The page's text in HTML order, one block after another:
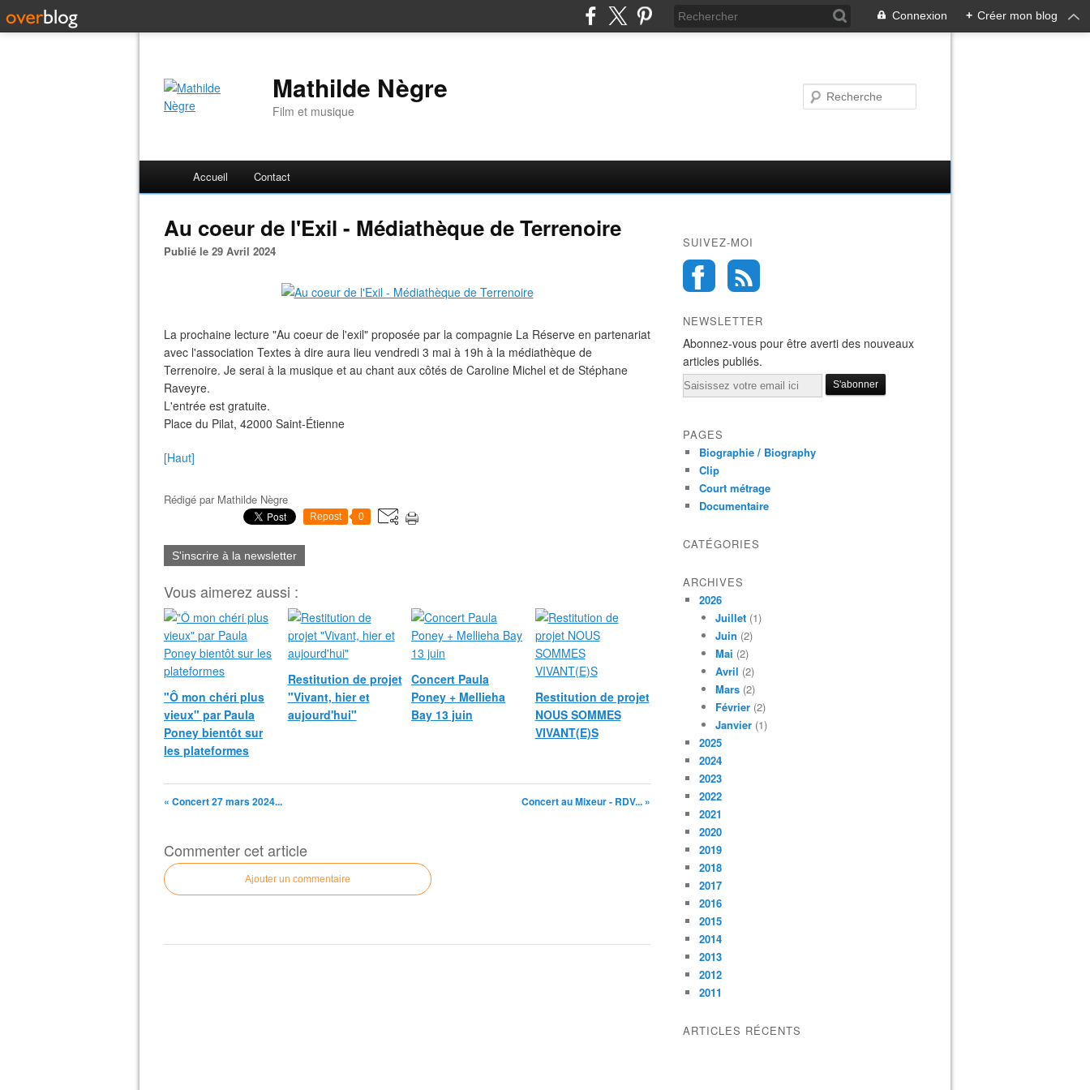
Connexion + Créer mon blog
Mathilde Nègre
Film et musique
Accueil Contact
Au coeur de l'Exil - Médiathèque de Terrenoire
Publié le 29 Avril 2024
La prochaine lecture "Au coeur de l'exil" proposée par la compagnie La Réserve en partenariat
avec l'association Textes à dire aura lieu vendredi 3 mai à 19h à la médiathèque de
Terrenoire. Je serai à la musique et au chant aux côtés de Caroline Michel et de Stéphane
Raveyre.
L'entrée est gratuite.
Place du Pilat, 42000 Saint-Étienne
[Haut]
Rédigé par Mathilde Nègre
Repost 0
S'inscrire à la newsletter
Vous aimerez aussi :
"Ô mon chéri plus
vieux" par Paula
Poney bientôt sur
les plateformes
Restitution de projet
"Vivant, hier et
aujourd'hui"
Concert Paula
Poney + Mellieha
Bay 13 juin
Restitution de projet
NOUS SOMMES
VIVANT(E)S
« Concert 27 mars 2024... Concert au Mixeur - RDV... »
Commenter cet article
Ajouter un commentaire
SUIVEZ-MOI
NEWSLETTER
Abonnez-vous pour être averti des nouveaux
articles publiés.
Email
PAGES
Biographie / Biography
Clip
Court métrage
Documentaire
CATÉGORIES
ARCHIVES
2026
Juillet (1)
Juin (2)
Mai (2)
Avril (2)
Mars (2)
Février (2)
Janvier (1)
2025
2024
2023
2022
2021
2020
2019
2018
2017
2016
2015
2014
2013
2012
2011
ARTICLES RÉCENTS